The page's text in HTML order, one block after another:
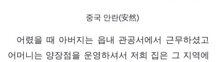
중국 안란(安然)
어렸을 때 아버지는 읍내 관공서에서 근무하셨고
어머니는 양장점을 운영하셔서 저희 집은 그 지역에